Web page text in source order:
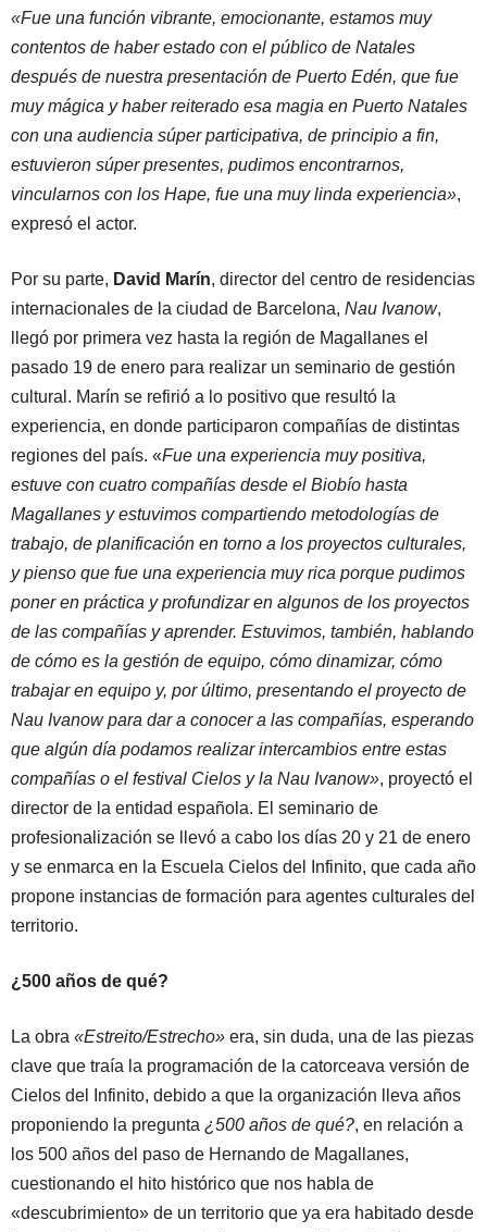
«Fue una función vibrante, emocionante, estamos muy
contentos de haber estado con el público de Natales
después de nuestra presentación de Puerto Edén, que fue
muy mágica y haber reiterado esa magia en Puerto Natales
con una audiencia súper participativa, de principio a fin,
estuvieron súper presentes, pudimos encontrarnos,
vincularnos con los Hape, fue una muy linda experiencia»,
expresó el actor.
Por su parte, David Marín, director del centro de residencias
internacionales de la ciudad de Barcelona, Nau Ivanow,
llegó por primera vez hasta la región de Magallanes el
pasado 19 de enero para realizar un seminario de gestión
cultural. Marín se refirió a lo positivo que resultó la
experiencia, en donde participaron compañías de distintas
regiones del país. «Fue una experiencia muy positiva,
estuve con cuatro compañías desde el Biobío hasta
Magallanes y estuvimos compartiendo metodologías de
trabajo, de planificación en torno a los proyectos culturales,
y pienso que fue una experiencia muy rica porque pudimos
poner en práctica y profundizar en algunos de los proyectos
de las compañías y aprender. Estuvimos, también, hablando
de cómo es la gestión de equipo, cómo dinamizar, cómo
trabajar en equipo y, por último, presentando el proyecto de
Nau Ivanow para dar a conocer a las compañías, esperando
que algún día podamos realizar intercambios entre estas
compañías o el festival Cielos y la Nau Ivanow», proyectó el
director de la entidad española. El seminario de
profesionalización se llevó a cabo los días 20 y 21 de enero
y se enmarca en la Escuela Cielos del Infinito, que cada año
propone instancias de formación para agentes culturales del
territorio.
¿500 años de qué?
La obra «Estreito/Estrecho» era, sin duda, una de las piezas
clave que traía la programación de la catorceava versión de
Cielos del Infinito, debido a que la organización lleva años
proponiendo la pregunta ¿500 años de qué?, en relación a
los 500 años del paso de Hernando de Magallanes,
cuestionando el hito histórico que nos habla de
«descubrimiento» de un territorio que ya era habitado desde